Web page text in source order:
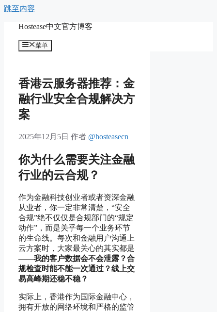
跳至内容
Hostease中文官方博客
菜单
香港云服务器推荐：金
融行业安全合规解决方
案
2025年12月5日 作者 @hosteasecn
你为什么需要关注金融
行业的云合规？
作为金融科技创业者或者资深金融
从业者，你一定非常清楚，“安全
合规”绝不仅仅是合规部门的“规定
动作”，而是关乎每一个业务环节
的生命线。每次和金融用户沟通上
云方案时，大家最关心的其实都是
——我的客户数据会不会泄露？合
规检查时能不能一次通过？线上交
易高峰期还稳不稳？
实际上，香港作为国际金融中心，
拥有开放的网络环境和严格的监管